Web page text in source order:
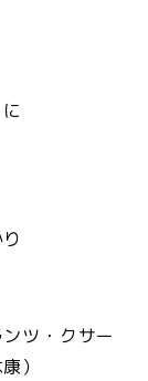
ツ・クサー
）